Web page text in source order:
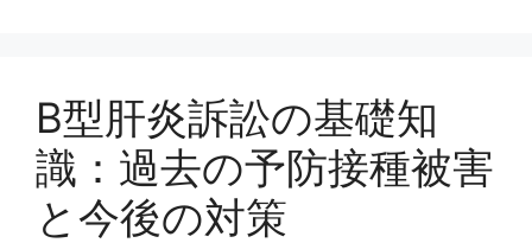
B型肝炎訴訟の基礎知
識：過去の予防接種被害
と今後の対策